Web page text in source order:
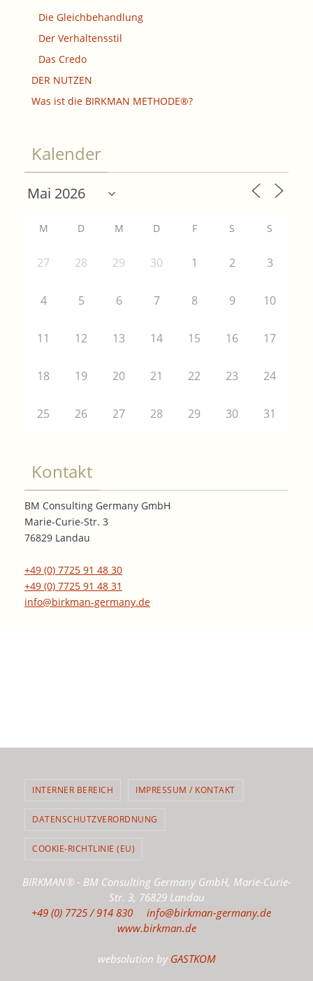
Die Gleichbehandlung
Der Verhaltensstil
Das Credo
DER NUTZEN
Was ist die BIRKMAN METHODE®?
Kalender
M D M D F S S
27 28 29 30 1 2 3
4 5 6 7 8 9 10
11 12 13 14 15 16 17
18 19 20 21 22 23 24
25 26 27 28 29 30 31
Kontakt
BM Consulting Germany GmbH
Marie-Curie-Str. 3
76829 Landau
+49 (0) 7725 91 48 30
+49 (0) 7725 91 48 31
info@birkman-germany.de
INTERNER BEREICH IMPRESSUM / KONTAKT
DATENSCHUTZVERORDNUNG
COOKIE-RICHTLINIE (EU)
BIRKMAN® - BM Consulting Germany GmbH, Marie-Curie-
Str. 3, 76829 Landau
+49 (0) 7725 / 914 830
info@birkman-germany.de
www.birkman.de
websolution by GASTKOM